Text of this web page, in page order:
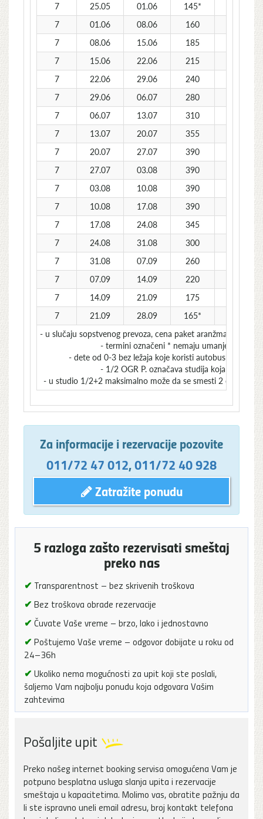
7
25.05 01.06 145*
7
01.06 08.06 160
7
08.06 15.06 185
7
15.06 22.06 215
7
22.06 29.06 240
7
29.06 06.07 280
7
06.07 13.07 310
7
13.07 20.07 355
340
7
20.07 27.07 390
7
27.07 03.08 390
7
03.08 10.08 390
375
7
10.08 17.08 390
375
7
17.08 24.08 345
7
24.08 31.08 300
285
7
31.08 07.09 260
250
7
07.09 14.09 220
7
14.09 21.09 175
7
21.09 28.09 165*
- u slučaju sopstvenog prevoza, cena paket aranžmana se
- termini označeni * nemaju umanjenje za
- dete od 0-3 bez ležaja koje koristi autobuski prevoz
- 1/2 OGR P. označava studija koja imaju
- u studio 1/2+2 maksimalno može da se smesti 2 odrasle
Za informacije i rezervacije pozovite
011/72 47 012,011/72 40 928
Zatražite ponudu
5 razloga zašto rezervisati smeštaj
preko nas
✔ Transparentnost – bez skrivenih troškova
✔ Bez troškova obrade rezervacije
✔ Čuvate Vaše vreme – brzo, lako i jednostavno
✔ Poštujemo Vaše vreme – odgovor dobijate u roku od
24–36h
✔ Ukoliko nema mogućnosti za upit koji ste poslali,
šaljemo Vam najbolju ponudu koja odgovara Vašim
zahtevima
Pošaljite upit
Preko našeg internet booking servisa omogućena Vam je
potpuno besplatna usluga slanja upita i rezervacije
smeštaja u kapacitetima. Molimo vas, obratite pažnju da
li ste ispravno uneli email adresu, broj kontakt telefona